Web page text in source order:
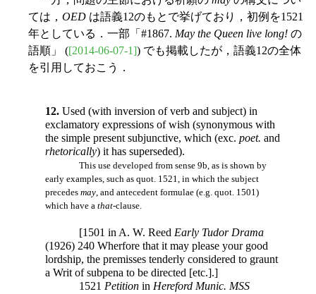
ては， OED は語義12のもとで挙げており，初例を1521
年としている．一部「#1867. May the Queen live long! の
語順」 ([2014-06-07-1]) でも掲載したが，語義12の全体
を引用しておこう．
12. Used (with inversion of verb and subject) in
exclamatory expressions of wish (synonymous with
the simple present subjunctive, which (exc. poet. and
rhetorically) it has superseded).
This use developed from sense 9b, as is shown by
early examples, such as quot. 1521, in which the subject
precedes may , and antecedent formulae (e.g. quot. 1501)
which have a that-clause.
[1501 in A. W. Reed Early Tudor Drama
(1926) 240 Wherfore that it may please your good
lordship, the premisses tenderly considered to graunt
a Writ of subpena to be directed [etc.].]
1521 Petition in Hereford Munic. MSS